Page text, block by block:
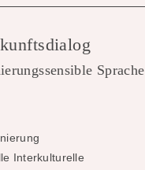
Sprache
Interkulturelle